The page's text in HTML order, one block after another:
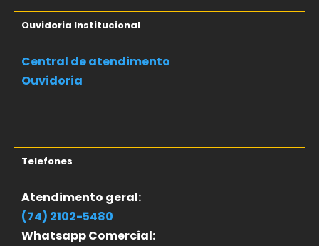
Ouvidoria Institucional
Central de atendimento
Ouvidoria
Telefones
Atendimento geral:
(74) 2102-5480
Whatsapp Comercial: